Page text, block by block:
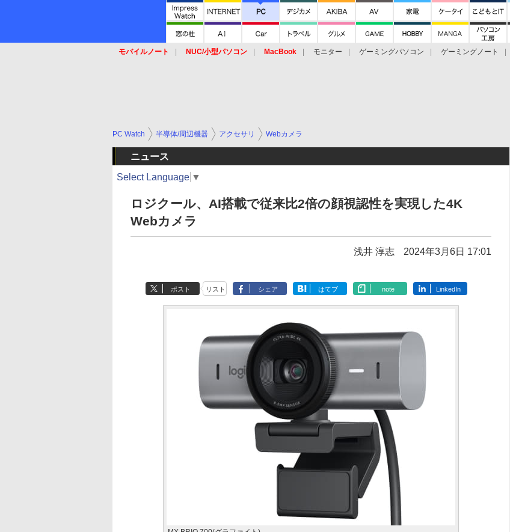
モバイルノート NUC/小型パソコン MacBook モニター ゲーミングパソコン ゲーミングノート
PC Watch 半導体/周辺機器 アクセサリ Webカメラ
ニュース
Select Language ▼
ロジクール、AI搭載で従来比2倍の顔視認性を実現した4K
Webカメラ
浅井 淳志 2024年3月6日 17:01
ポスト リスト シェア はてブ note LinkedIn